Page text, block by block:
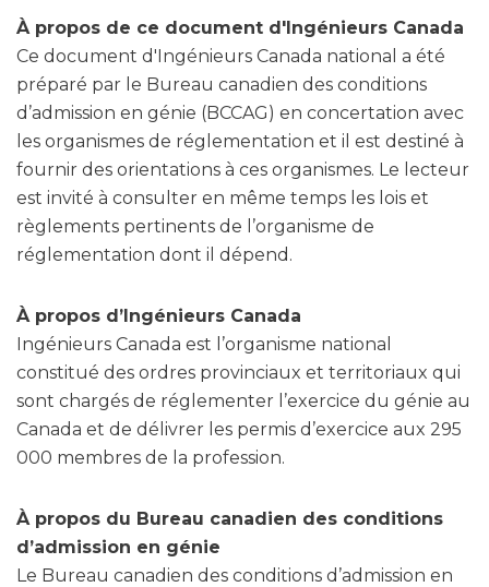
À propos de ce document d'Ingénieurs Canada
Ce document d'Ingénieurs Canada national a été
préparé par le Bureau canadien des conditions
d’admission en génie (BCCAG) en concertation avec
les organismes de réglementation et il est destiné à
fournir des orientations à ces organismes. Le lecteur
est invité à consulter en même temps les lois et
règlements pertinents de l’organisme de
réglementation dont il dépend.
À propos d’Ingénieurs Canada
Ingénieurs Canada est l’organisme national
constitué des ordres provinciaux et territoriaux qui
sont chargés de réglementer l’exercice du génie au
Canada et de délivrer les permis d’exercice aux 295
000 membres de la profession.
À propos du Bureau canadien des conditions
d’admission en génie
Le Bureau canadien des conditions d’admission en